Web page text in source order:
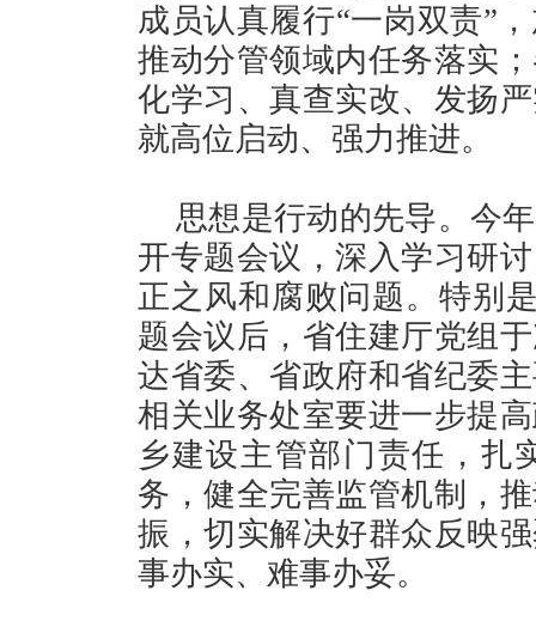
成员认真履行“一岗双责”
推动分管领域内任务落实
化学习、真查实改、发扬
就高位启动、强力推进。
思想是行动的先导。今
开专题会议，深入学习研
正之风和腐败问题。特别
题会议后，省住建厅党组
达省委、省政府和省纪委
相关业务处室要进一步提
乡建设主管部门责任，扎
务，健全完善监管机制，
振，切实解决好群众反映
事办实、难事办妥。